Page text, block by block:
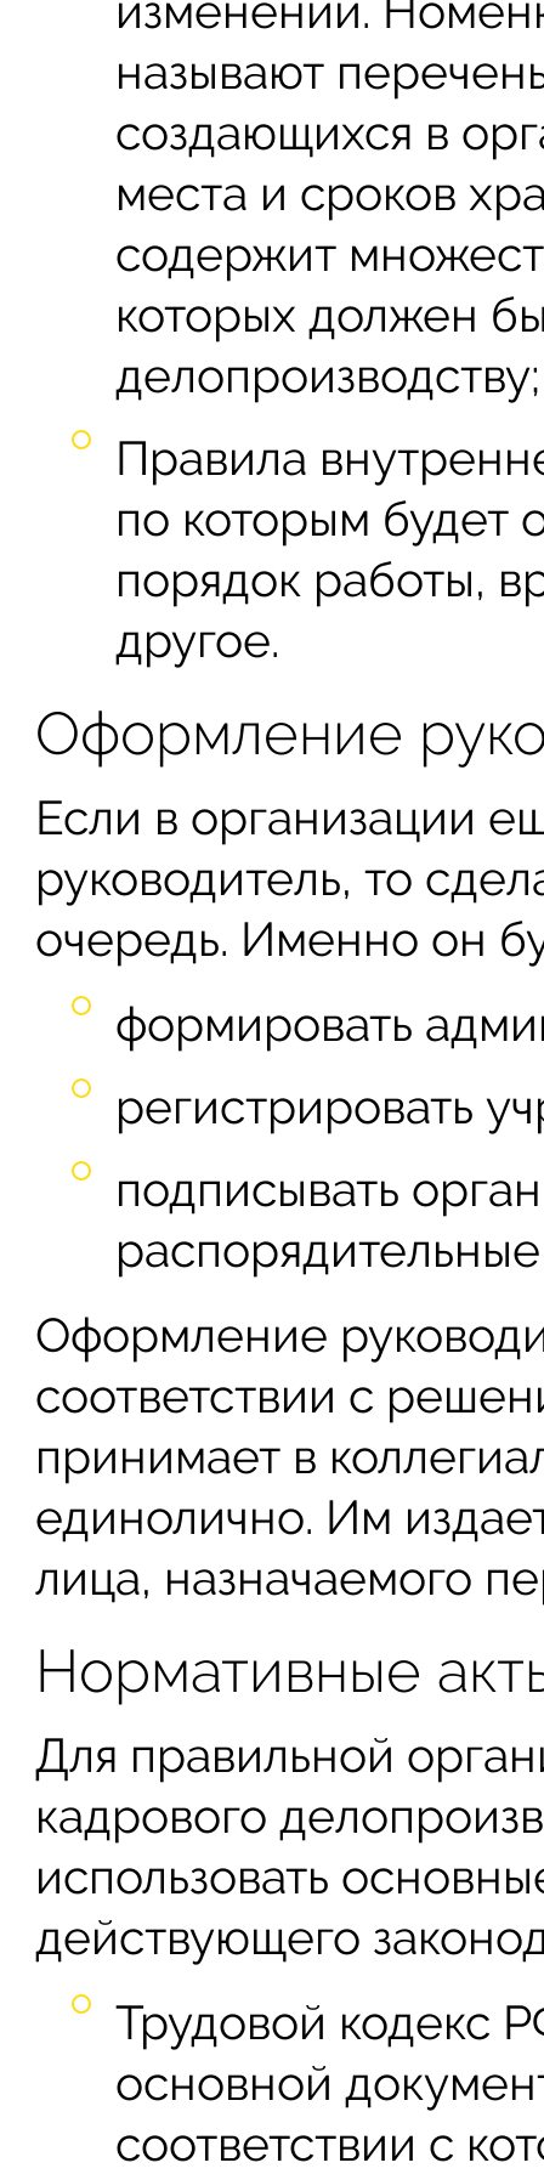
изменений.
называют
создающихся в
места и сроков
содержит
которых должен
делопроизводству;
Правила
по которым будет
порядок работы,
другое.
Оформление
Если в организации
руководитель, то
очередь. Именно он
формировать
регистрировать
подписывать
Оформление
соответствии с
принимает в
единолично. Им
лица, назначаемого
Нормативные
Для правильной
кадрового
использовать
действующего
Трудовой кодекс
основной
соответствии с